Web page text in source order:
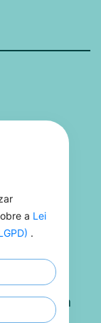
-
08h Às 13h
a Lei
.